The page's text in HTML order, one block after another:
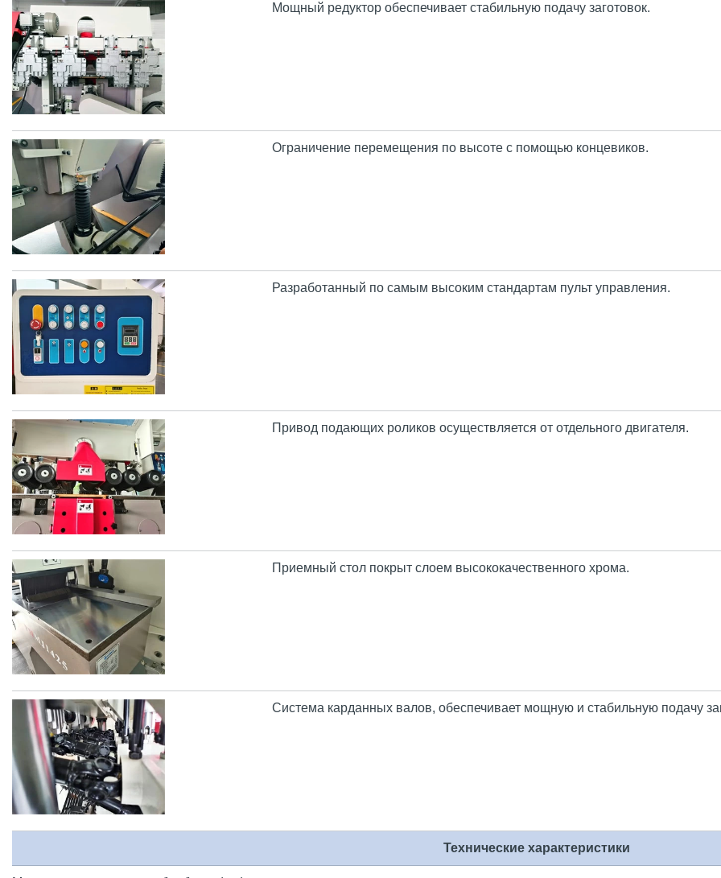
Мощный редуктор обеспечивает стабильную подачу заготовок.
Ограничение перемещения по высоте с помощью концевиков.
Разработанный по самым высоким стандартам пульт управления.
Привод подающих роликов осуществляется от отдельного двигателя.
Приемный стол покрыт слоем высококачественного хрома.
Система карданных валов, обеспечивает мощную и стабильную подачу
Технические характеристики